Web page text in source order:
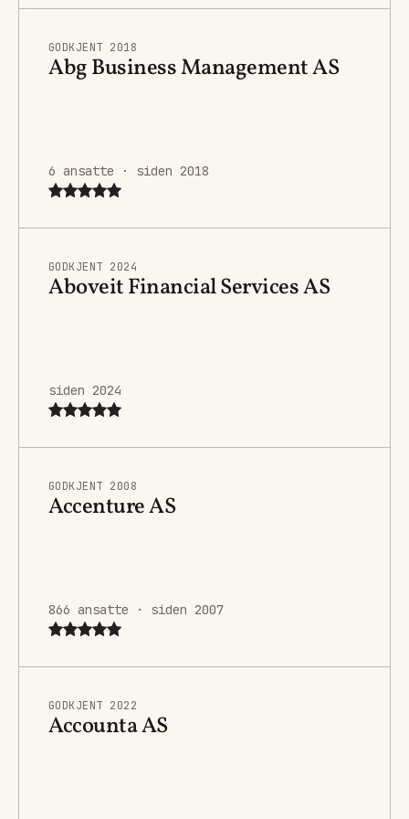
GODKJENT 2018
Abg Business Management AS
6 ansatte · siden 2018
GODKJENT 2024
Aboveit Financial Services AS
siden 2024
GODKJENT 2008
Accenture AS
866 ansatte · siden 2007
GODKJENT 2022
Accounta AS